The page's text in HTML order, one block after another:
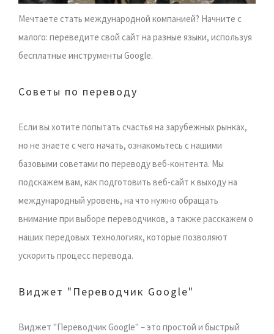
Мечтаете стать международной компанией? Начните с
малого: переведите свой сайт на разные языки, используя
бесплатные инструменты Google.
Советы по переводу
Если вы хотите попытать счастья на зарубежных рынках,
но не знаете с чего начать, ознакомьтесь с нашими
базовыми советами по переводу веб-контента. Мы
подскажем вам, как подготовить веб-сайт к выходу на
международный уровень, на что нужно обращать
внимание при выборе переводчиков, а также расскажем о
наших передовых технологиях, которые позволяют
ускорить процесс перевода.
Виджет "Переводчик Google"
Виджет "Переводчик Google" – это простой и быстрый